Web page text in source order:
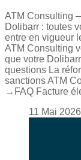
ATM Consulting
Dolibarr : toutes
entre en vigueur
ATM Consulting
que votre
questions La
sanctions ATM
→FAQ Facture
11 Mai 2026